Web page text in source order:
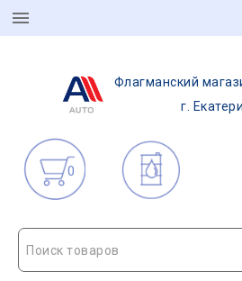
Флагманский
г.
0
Поиск товаров